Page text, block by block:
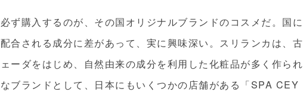
ず購入するのが、その国オリジナルブランドのコスメだ。国に
合される成分に差があって、実に興味深い。スリランカは、古
ーダをはじめ、自然由来の成分を利用した化粧品が多く作られ
ブランドとして、日本にもいくつかの店舗がある「SPA CEY